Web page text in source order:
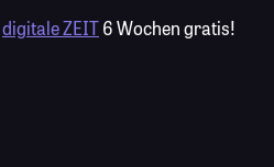
digitale ZEIT6 Wochen gratis!